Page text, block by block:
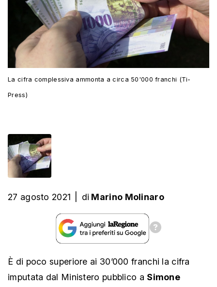
La cifra complessiva ammonta a circa 50'000 franchi (Ti-
Press)
27 agosto 2021 di Marino Molinaro
È di poco superiore ai 30’000 franchi la cifra
imputata dal Ministero pubblico a Simone